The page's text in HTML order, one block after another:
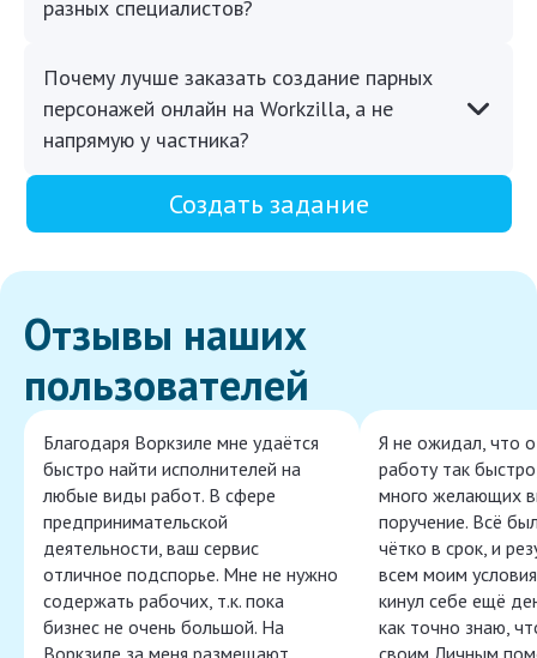
разных специалистов?
Почему лучше заказать создание парных
персонажей онлайн на Workzilla, а не
напрямую у частника?
Создать задание
Отзывы наших
пользователей
Благодаря Воркзиле мне удаётся
быстро найти исполнителей на
любые виды работ. В сфере
предпринимательской
деятельности, ваш сервис
отличное подспорье. Мне не нужно
содержать рабочих, т.к. пока
бизнес не очень большой. На
Я не ожидал, что
работу так
много желающих
поручение. Всё
чётко в срок, и
всем моим
кинул себе ещё
как точно знаю,